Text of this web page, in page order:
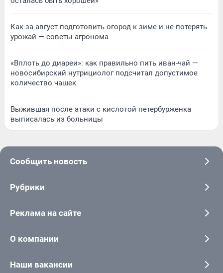
Как за август подготовить огород к зиме и не потерять
урожай — советы агронома
«Вплоть до диареи»: как правильно пить иван-чай —
новосибирский нутрициолог подсчитал допустимое
количество чашек
Выжившая после атаки с кислотой петербурженка
выписалась из больницы
Сообщить новость
Рубрики
Реклама на сайте
О компании
Наши вакансии